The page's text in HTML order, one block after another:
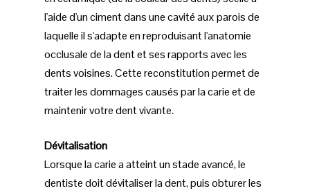
l'aide d'un ciment dans une cavité aux parois de
laquelle il s'adapte en reproduisant l'anatomie
occlusale de la dent et ses rapports avec les
dents voisines. Cette reconstitution permet de
traiter les dommages causés par la carie et de
maintenir votre dent vivante.
Dévitalisation
Lorsque la carie a atteint un stade avancé, le
dentiste doit dévitaliser la dent, puis obturer les